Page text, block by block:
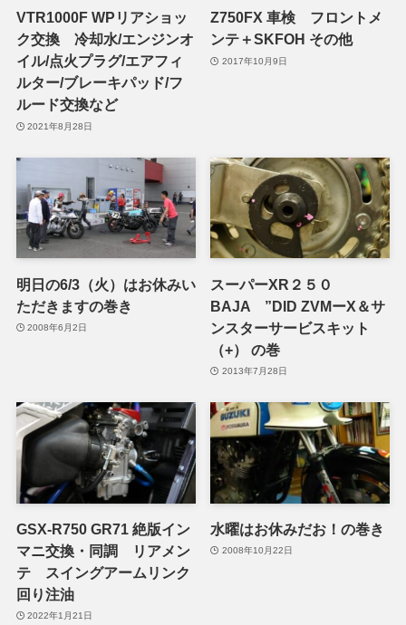
VTR1000F WPリアショッ
ク交換 冷却水/エンジンオ
イル/点火プラグ/エアフィ
ルター/ブレーキパッド/フ
ルード交換など
2021年8月28日
Z750FX 車検 フロントメ
ンテ＋SKFOH その他
2017年10月9日
明日の6/3（火）はお休みい
ただきますの巻き
2008年6月2日
スーパーXR２５０
BAJA ”DID ZVMーX＆サ
ンスターサービスキット
（+） の巻
2013年7月28日
GSX-R750 GR71 絶版イン
マニ交換・同調 リアメン
テ スイングアームリンク
回り注油
2022年1月21日
水曜はお休みだお！の巻き
2008年10月22日